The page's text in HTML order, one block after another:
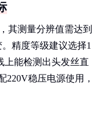
其测量分辨值需达到
精度等级建议选择1
上能检测出头发丝直
220V稳压电源使用，